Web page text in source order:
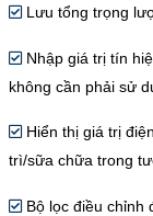
Lưu tổng trọng
Nhập giá trị tín
không cần phải sử
Hiển thị giá trị
trì/sữa chữa trong
Bộ lọc điều chỉnh